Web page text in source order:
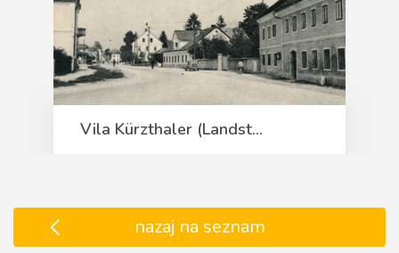
Vila Kürzthaler (Landst...
nazaj na seznam